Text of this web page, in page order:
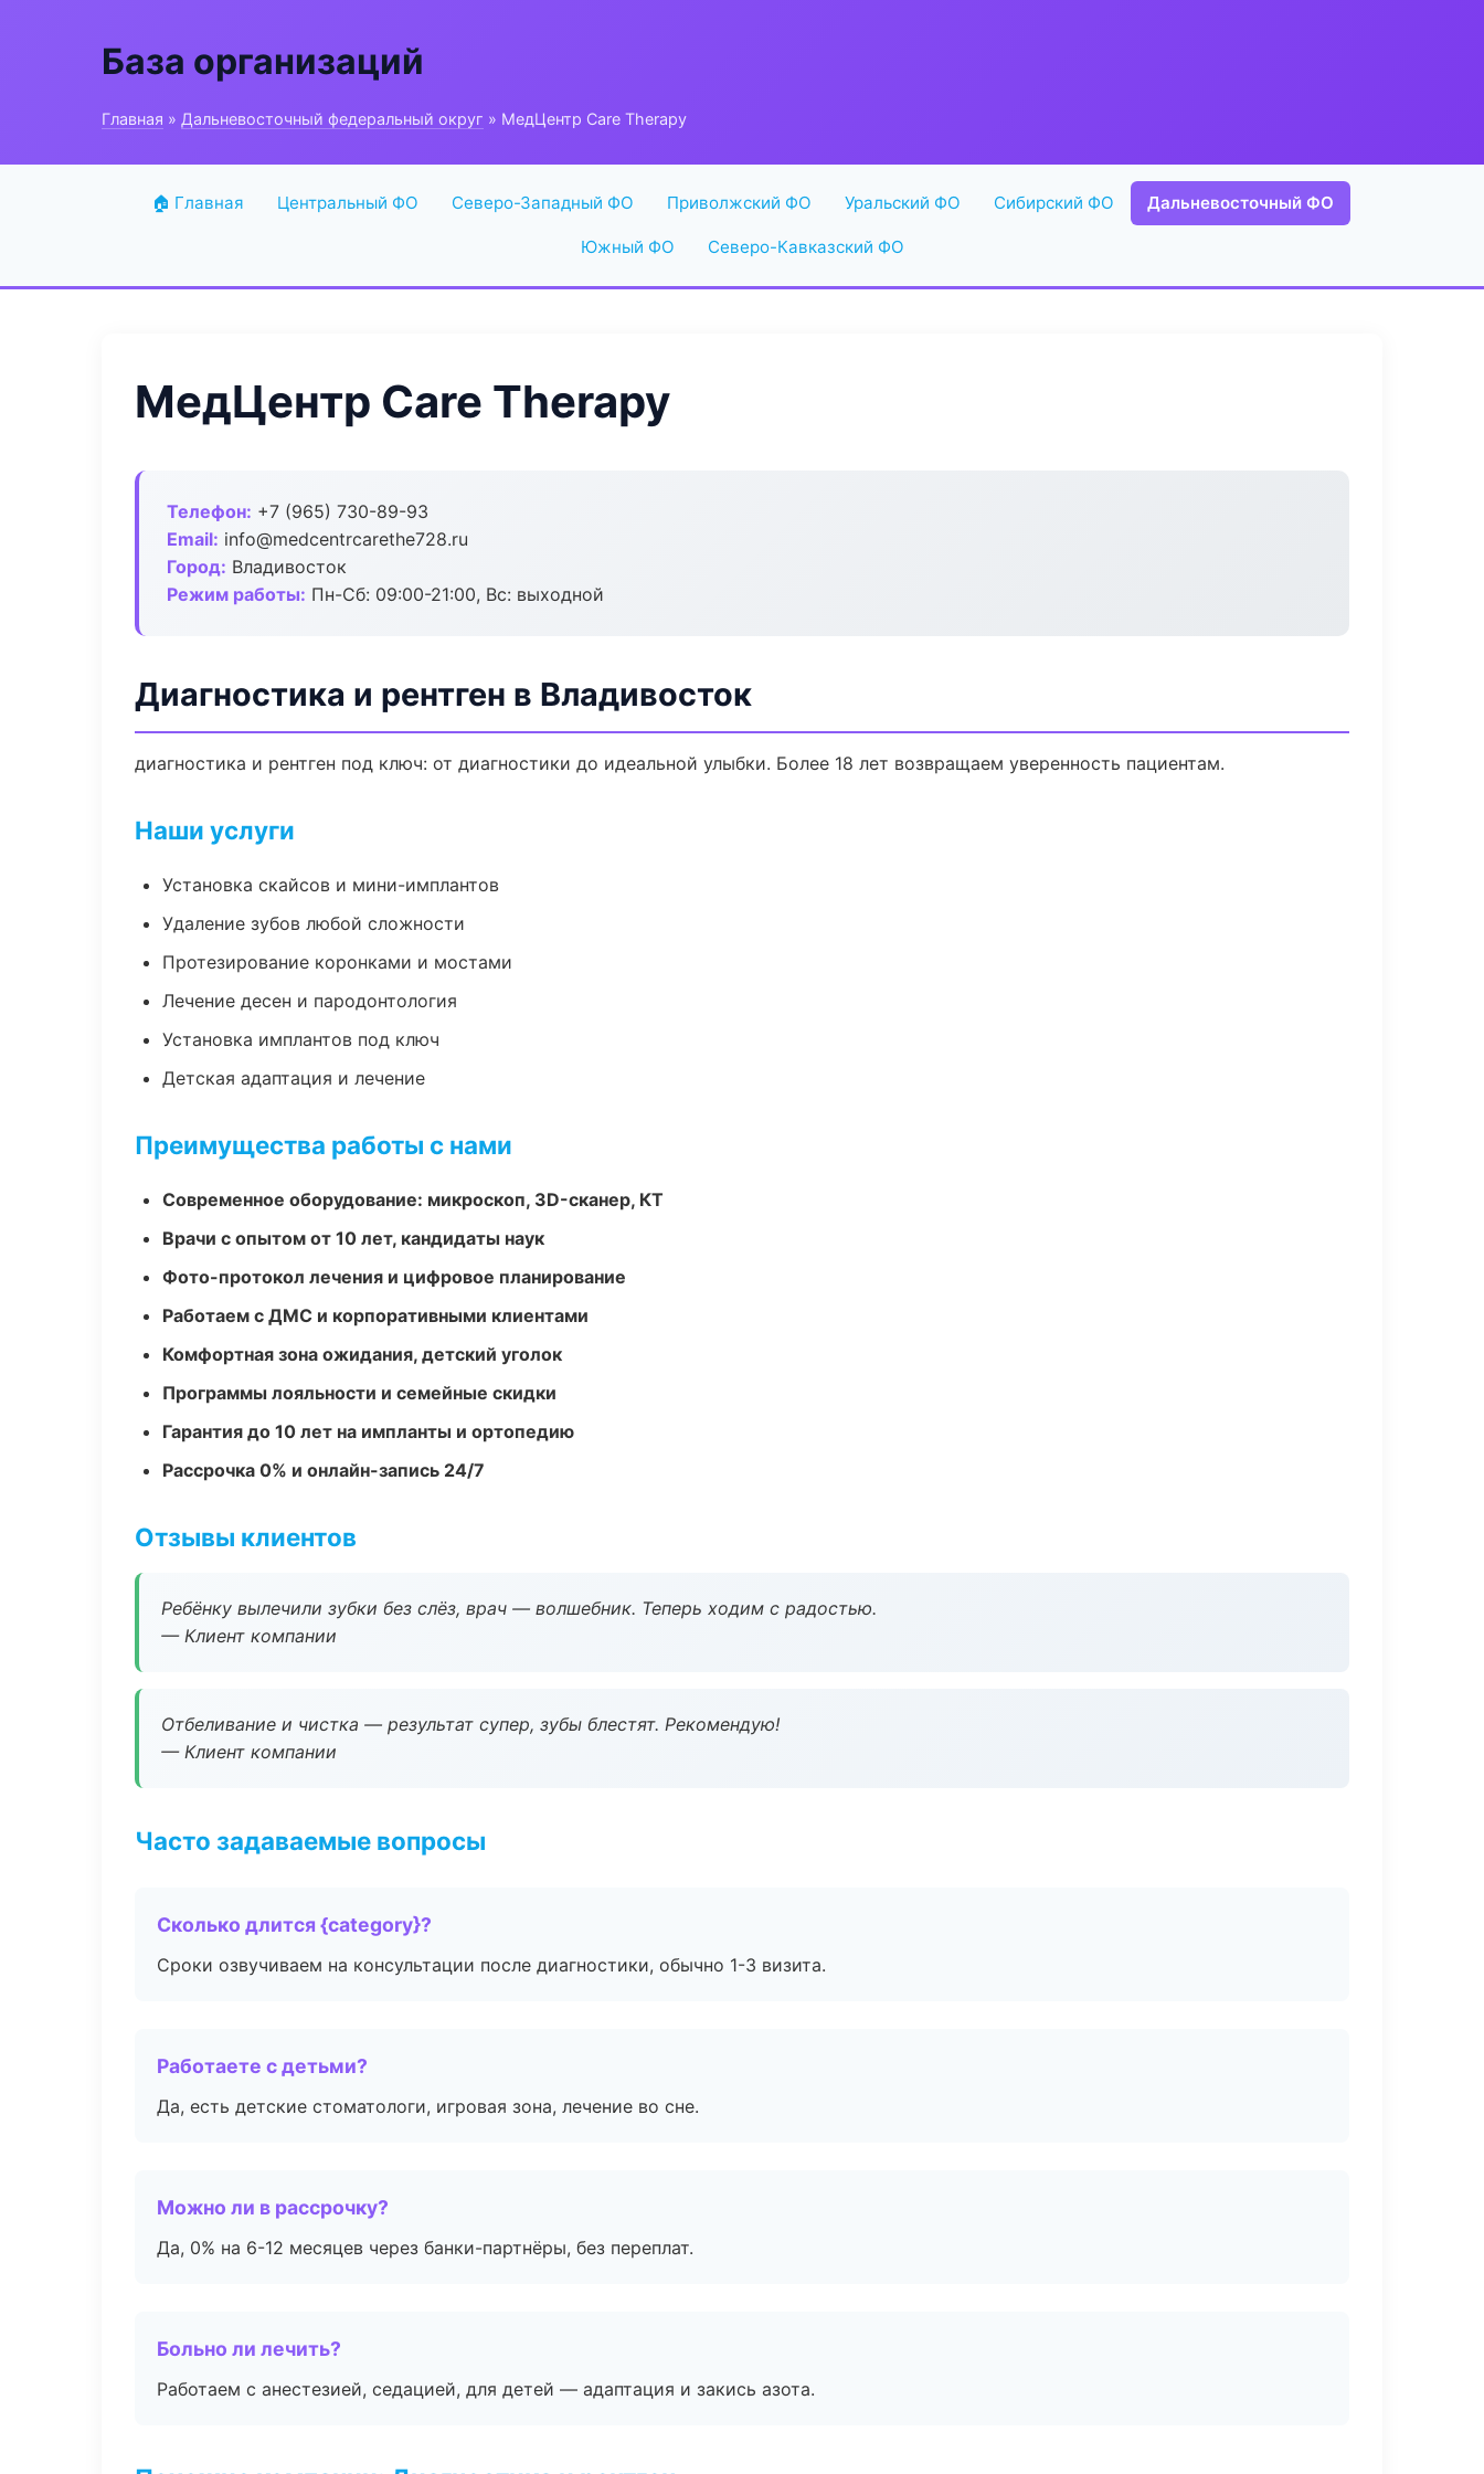
База организаций
Главная » Дальневосточный федеральный округ » МедЦентр Care Therapy
🏠 Главная Центральный ФО Северо-Западный ФО Приволжский ФО Уральский ФО Сибирский ФО Дальневосточный ФО
Южный ФО Северо-Кавказский ФО
МедЦентр Care Therapy
Телефон: +7 (965) 730-89-93
Email: info@medcentrcarethe728.ru
Город: Владивосток
Режим работы: Пн-Сб: 09:00-21:00, Вс: выходной
Диагностика и рентген в Владивосток
диагностика и рентген под ключ: от диагностики до идеальной улыбки. Более 18 лет возвращаем уверенность пациентам.
Наши услуги
Установка скайсов и мини-имплантов
Удаление зубов любой сложности
Протезирование коронками и мостами
Лечение десен и пародонтология
Установка имплантов под ключ
Детская адаптация и лечение
Преимущества работы с нами
Современное оборудование: микроскоп, 3D-сканер, КТ
Врачи с опытом от 10 лет, кандидаты наук
Фото-протокол лечения и цифровое планирование
Работаем с ДМС и корпоративными клиентами
Комфортная зона ожидания, детский уголок
Программы лояльности и семейные скидки
Гарантия до 10 лет на импланты и ортопедию
Рассрочка 0% и онлайн-запись 24/7
Отзывы клиентов
Ребёнку вылечили зубки без слёз, врач — волшебник. Теперь ходим с радостью.
— Клиент компании
Отбеливание и чистка — результат супер, зубы блестят. Рекомендую!
— Клиент компании
Часто задаваемые вопросы
Сколько длится {category}?
Сроки озвучиваем на консультации после диагностики, обычно 1-3 визита.
Работаете с детьми?
Да, есть детские стоматологи, игровая зона, лечение во сне.
Можно ли в рассрочку?
Да, 0% на 6-12 месяцев через банки-партнёры, без переплат.
Больно ли лечить?
Работаем с анестезией, седацией, для детей — адаптация и закись азота.